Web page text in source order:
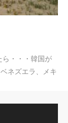
ら・・・韓国が
ネズエラ、メキ